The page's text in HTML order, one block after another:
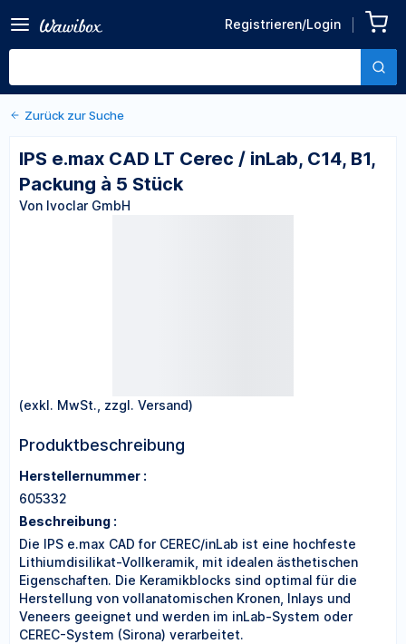
Registrieren/Login
inLab, C14, B1, Packung à 5
Stück
Von Ivoclar GmbH
Zurück zu den Produktdetails
Zurück zur Suche
IPS e.max CAD LT Cerec / inLab, C14, B1,
Packung à 5 Stück
Von Ivoclar GmbH
(exkl. MwSt., zzgl. Versand)
Produktbeschreibung
Herstellernummer :
605332
Beschreibung :
Die IPS e.max CAD for CEREC/inLab ist eine hochfeste
Lithiumdisilikat-Vollkeramik, mit idealen ästhetischen
Eigenschaften. Die Keramikblocks sind optimal für die
Herstellung von vollanatomischen Kronen, Inlays und
Veneers geeignet und werden im inLab-System oder
CEREC-System (Sirona) verarbeitet.